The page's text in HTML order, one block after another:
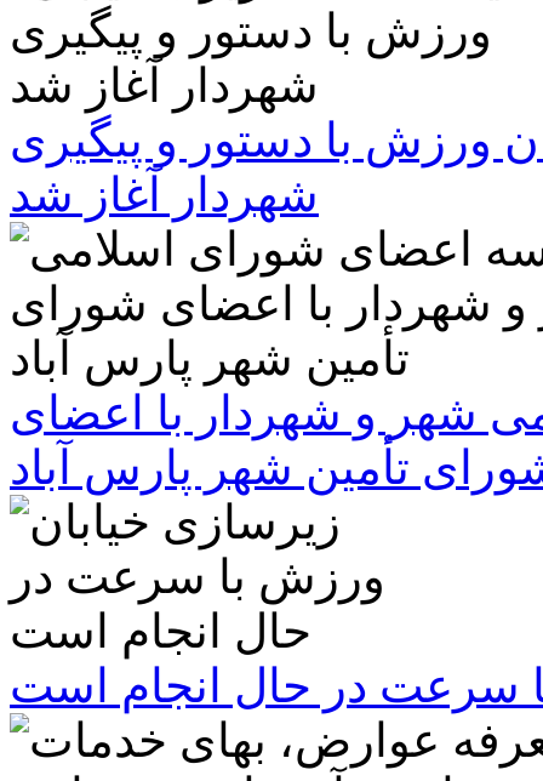
ورزش با دستور و پیگیری
شهردار آغاز شد
شهر و شهردار با اعضای
تأمین شهر پارس آباد
سرعت در حال انجام است